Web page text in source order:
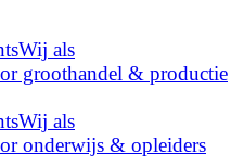
Wij als
groothandel & productie
Wij als
onderwijs & opleiders